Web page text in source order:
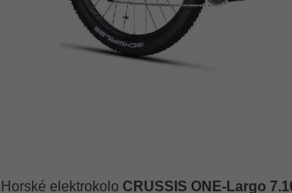
Horské elektrokolo CRUSSIS ONE-Largo